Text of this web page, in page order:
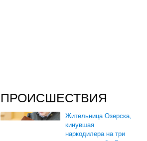
ПРОИСШЕСТВИЯ
Жительница Озерска,
кинувшая
наркодилера на три